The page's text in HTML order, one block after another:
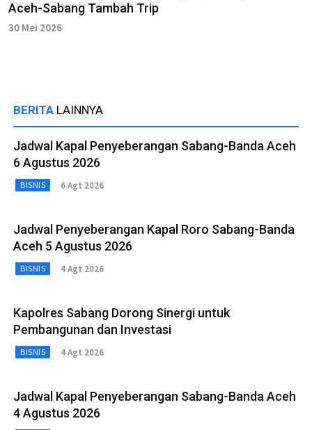
Aceh-Sabang Tambah Trip
30 Mei 2026
BERITA LAINNYA
Jadwal Kapal Penyeberangan Sabang-Banda Aceh
6 Agustus 2026
BISNIS 6 Agt 2026
Jadwal Penyeberangan Kapal Roro Sabang-Banda
Aceh 5 Agustus 2026
BISNIS 4 Agt 2026
Kapolres Sabang Dorong Sinergi untuk
Pembangunan dan Investasi
BISNIS 4 Agt 2026
Jadwal Kapal Penyeberangan Sabang-Banda Aceh
4 Agustus 2026